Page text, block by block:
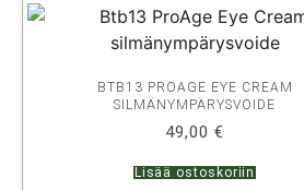
BTB13 PROAGE EYE CREAM
SILMÄNYMPÄRYSVOIDE
49,00 €
Lisää ostoskoriin